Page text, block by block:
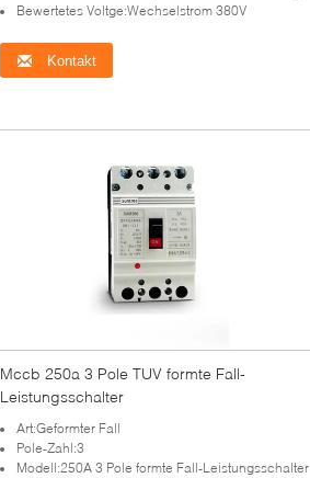
Bewertetes Voltge:Wechselstrom 380V
Kontakt
Mccb 250a 3 Pole TUV formte Fall-
Leistungsschalter
Art:Geformter Fall
Pole-Zahl:3
Modell:250A 3 Pole formte Fall-Leistungsschalter